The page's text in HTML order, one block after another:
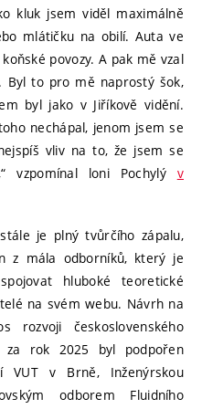
kluk jsem viděl maximálně
mlátičku na obilí. Auta ve
povozy. A pak mě vzal
Byl to pro mě naprostý šok,
byl jako v Jiříkově vidění.
nechápal, jenom jsem se
vliv na to, že jsem se
vzpomínal loni Pochylý v
je plný tvůrčího zápalu,
z mála odborníků, který je
hluboké teoretické
na svém webu. Návrh na
rozvoji československého
za rok 2025 byl podpořen
VUT v Brně, Inženýrskou
odborem Fluidního